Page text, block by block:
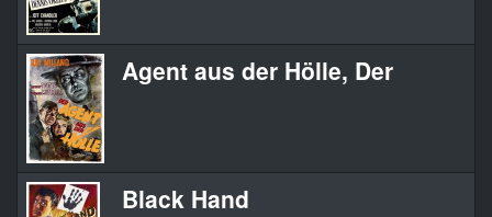
Agent aus der Hölle, Der
Black Hand